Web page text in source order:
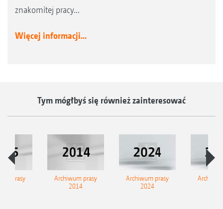
znakomitej pracy...
Więcej informacji...
Tym mógłbyś się również zainteresować
prasy
Archiwum prasy
2014
Archiwum prasy
2024